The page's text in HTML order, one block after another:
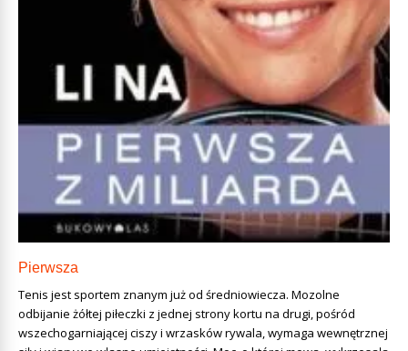
Pierwsza
Tenis jest sportem znanym już od średniowiecza. Mozolne
odbijanie żółtej piłeczki z jednej strony kortu na drugi, pośród
wszechogarniającej ciszy i wrzasków rywala, wymaga wewnętrznej